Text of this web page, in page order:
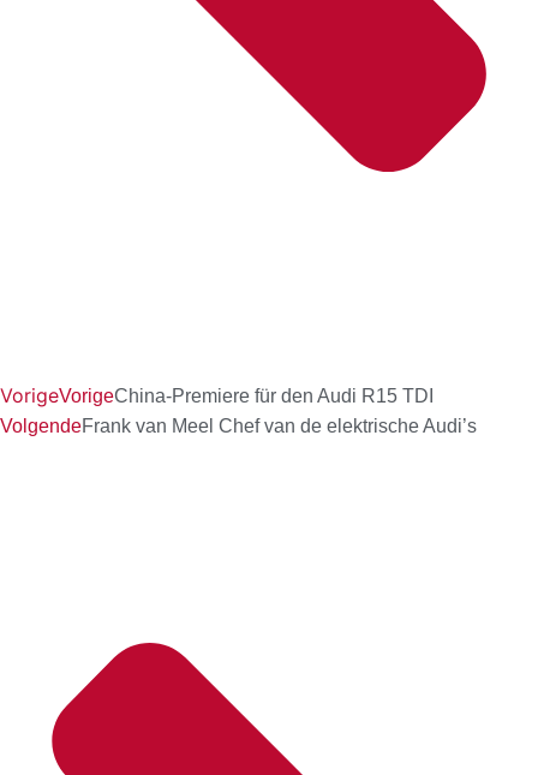
VorigeVorigeChina-Premiere für den Audi R15 TDI
VolgendeFrank van Meel ­Chef van de elektrische Audi’s